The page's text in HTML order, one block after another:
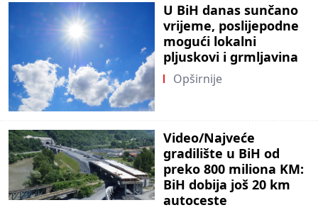
U BiH danas sunčano
vrijeme, poslijepodne
mogući lokalni
pljuskovi i grmljavina
Opširnije
Video/Najveće
gradilište u BiH od
preko 800 miliona KM:
BiH dobija još 20 km
autoceste